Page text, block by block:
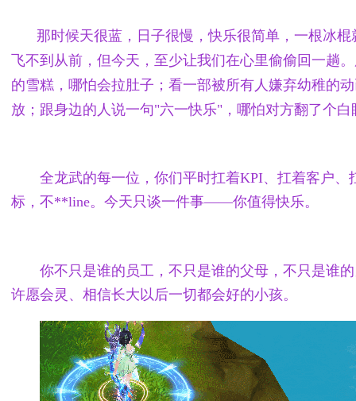
那时候天很蓝，日子很慢，快乐很简单，一根冰
飞不到从前，但今天，至少让我们在心里偷偷回一
的雪糕，哪怕会拉肚子；看一部被所有人嫌弃幼稚的
放；跟身边的人说一句"六一快乐"，哪怕对方翻了个白
全龙武的每一位，你们平时扛着KPI、扛着客户
标，不**line。今天只谈一件事——你值得快乐。
你不只是谁的员工，不只是谁的父母，不只是谁
许愿会灵、相信长大以后一切都会好的小孩。